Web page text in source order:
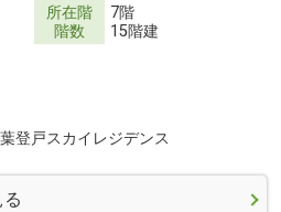
所在階
階数
7階
15階建
登戸スカイレジデンス